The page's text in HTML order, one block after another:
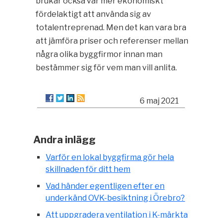
fördelaktigt att använda sig av
totalentreprenad. Men det kan vara bra
att jämföra priser och referenser mellan
några olika byggfirmor innan man
bestämmer sig för vem man vill anlita.
6 maj 2021
Andra inlägg
Varför en lokal byggfirma gör hela
skillnaden för ditt hem
Vad händer egentligen efter en
underkänd OVK-besiktning i Örebro?
Att uppgradera ventilation i K-märkta